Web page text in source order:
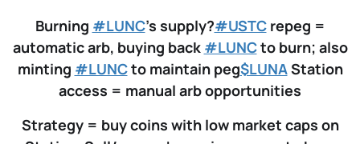
Burning #LUNC's supply?#USTCrepeg =
automatic arb, buying back #LUNCto burn; also
minting #LUNCto maintain peg$LUNAStation
access = manual arb opportunities
Strategy = buy coins with low market caps on